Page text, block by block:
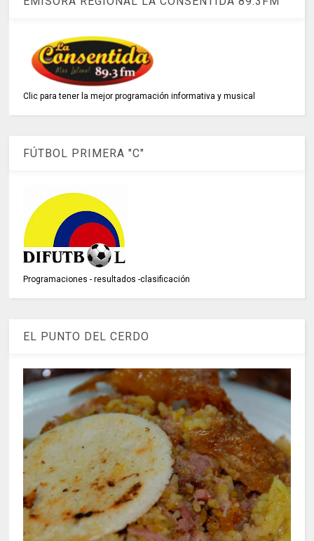
Clic para tener la mejor programación informativa y musical
FÚTBOL PRIMERA "C"
Programaciones - resultados -clasificación
EL PUNTO DEL CERDO